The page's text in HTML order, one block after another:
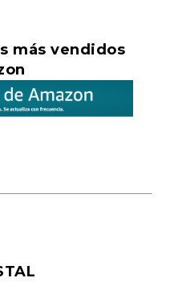
más vendidos